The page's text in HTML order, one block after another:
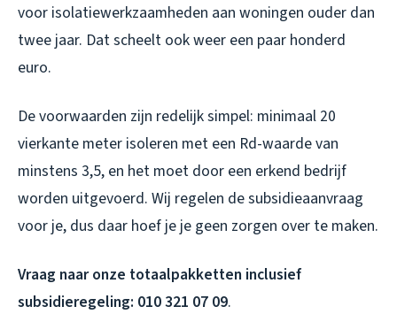
voor isolatiewerkzaamheden aan woningen ouder dan
twee jaar. Dat scheelt ook weer een paar honderd
euro.
De voorwaarden zijn redelijk simpel: minimaal 20
vierkante meter isoleren met een Rd-waarde van
minstens 3,5, en het moet door een erkend bedrijf
worden uitgevoerd. Wij regelen de subsidieaanvraag
voor je, dus daar hoef je je geen zorgen over te maken.
Vraag naar onze totaalpakketten inclusief
subsidieregeling: 010 321 07 09.